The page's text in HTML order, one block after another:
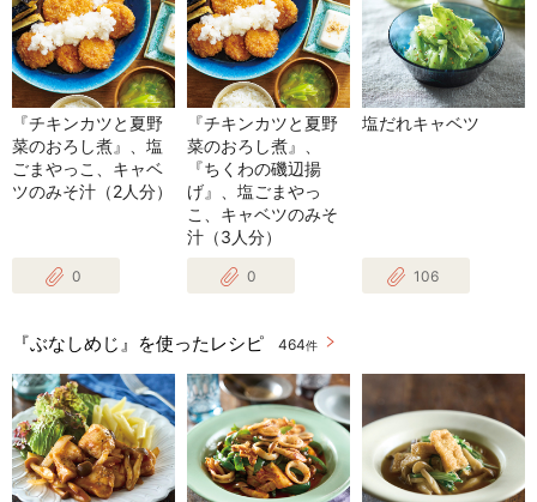
『チキンカツと夏野
菜のおろし煮』、塩
ごまやっこ、キャベ
ツのみそ汁（2人分）
0
『チキンカツと夏野
菜のおろし煮』、
『ちくわの磯辺揚
げ』、塩ごまやっ
こ、キャベツのみそ
汁（3人分）
0
塩だれキャベツ
106
『ぶなしめじ』を使ったレシピ 464件